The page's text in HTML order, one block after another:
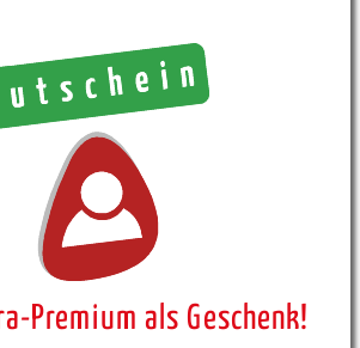
Premium als Geschenk!